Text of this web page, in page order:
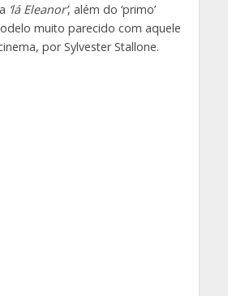
‘lá Eleanor’, além do ‘primo’
muito parecido com aquele
por Sylvester Stallone.